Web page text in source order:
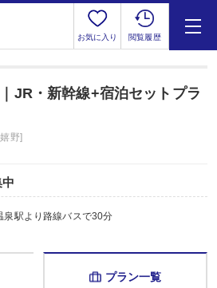
お気に入り 閲覧履歴
JR・新幹線+宿泊セットプラ
野]
泉駅より路線バスで30分
プラン一覧